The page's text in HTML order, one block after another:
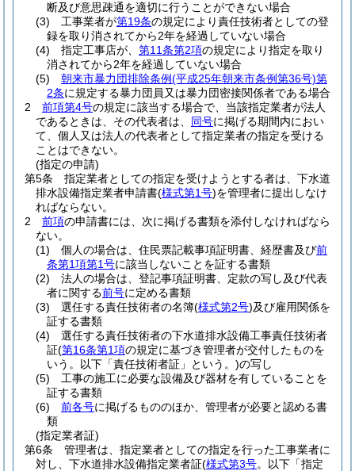
断及び意思疎通を適切に行うことができない場合
(3)
工事業者が第19条の規定により責任技術者としての登
録を取り消されてから2年を経過していない場合
(4)
指定工事店が、 第11条第2項の規定により指定を取り
消されてから2年を経過していない場合
(5)
朝来市暴力団排除条例(平成25年朝来市条例第36号)第
2条に規定する暴力団員又は暴力団密接関係者である場合
2
前項第4号の規定に該当する場合で、当該指定業者が法人
であるときは、その代表者は、 同号に掲げる期間内におい
て、個人又は法人の代表者として指定業者の指定を受ける
ことはできない。
(指定の申請)
第5条
指定業者としての指定を受けようとする者は、下水道
排水設備指定業者申請書(様式第1号)を管理者に提出しなけ
ればならない。
2
前項の申請書には、次に掲げる書類を添付しなければなら
ない。
(1)
個人の場合は、住民票記載事項証明書、経歴書及び前
条第1項第1号に該当しないことを証する書類
(2)
法人の場合は、登記事項証明書、定款の写し及び代表
者に関する前号に定める書類
(3)
選任する責任技術者の名簿(様式第2号)及び雇用関係を
証する書類
(4)
選任する責任技術者の下水道排水設備工事責任技術者
証(第16条第1項の規定に基づき管理者が交付したものを
いう。以下「責任技術者証」という。)の写し
(5)
工事の施工に必要な設備及び器材を有していることを
証する書類
(6)
前各号に掲げるもののほか、管理者が必要と認める書
類
(指定業者証)
第6条
管理者は、指定業者としての指定を行った工事業者に
対し、下水道排水設備指定業者証(様式第3号。以下「指定